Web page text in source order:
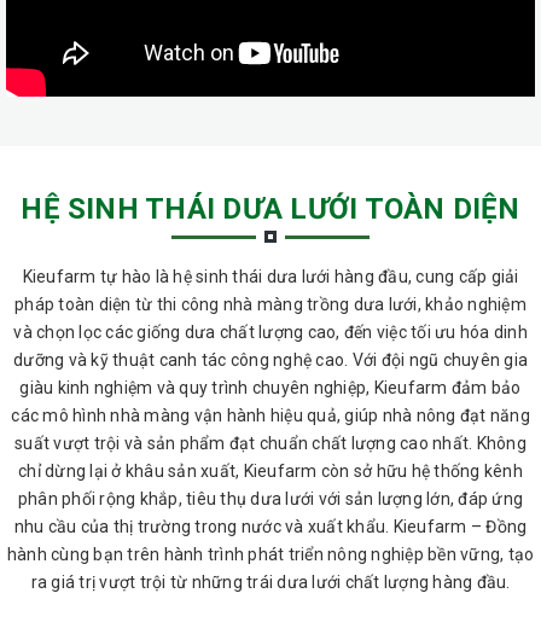
HỆ SINH THÁI DƯA LƯỚI TOÀN DIỆN
Kieufarm tự hào là hệ sinh thái dưa lưới hàng đầu, cung cấp giải
pháp toàn diện từ thi công nhà màng trồng dưa lưới, khảo nghiệm
và chọn lọc các giống dưa chất lượng cao, đến việc tối ưu hóa dinh
dưỡng và kỹ thuật canh tác công nghệ cao. Với đội ngũ chuyên gia
giàu kinh nghiệm và quy trình chuyên nghiệp, Kieufarm đảm bảo
các mô hình nhà màng vận hành hiệu quả, giúp nhà nông đạt năng
suất vượt trội và sản phẩm đạt chuẩn chất lượng cao nhất. Không
chỉ dừng lại ở khâu sản xuất, Kieufarm còn sở hữu hệ thống kênh
phân phối rộng khắp, tiêu thụ dưa lưới với sản lượng lớn, đáp ứng
nhu cầu của thị trường trong nước và xuất khẩu. Kieufarm – Đồng
hành cùng bạn trên hành trình phát triển nông nghiệp bền vững, tạo
ra giá trị vượt trội từ những trái dưa lưới chất lượng hàng đầu.